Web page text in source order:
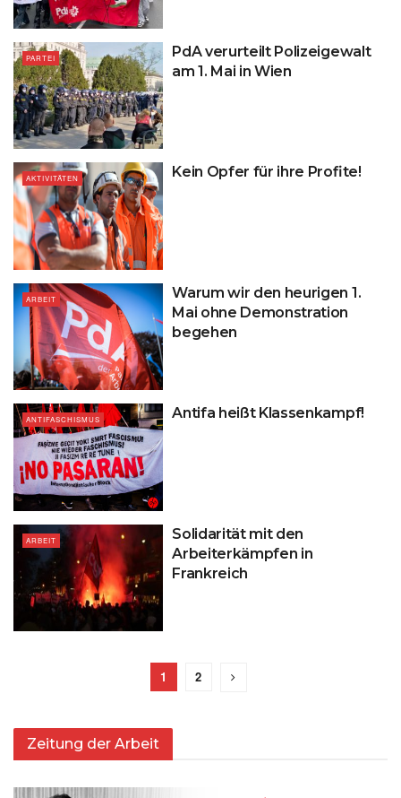
PARTEI
PdA verurteilt Polizeigewalt
am 1. Mai in Wien
AKTIVITÄTEN Kein Opfer für ihre Profite!
ARBEIT
Warum wir den heurigen 1.
Mai ohne Demonstration
begehen
ANTIFASCHISMUS Antifa heißt Klassenkampf!
ARBEIT
Solidarität mit den
Arbeiterkämpfen in
Frankreich
1 2
Zeitung der Arbeit